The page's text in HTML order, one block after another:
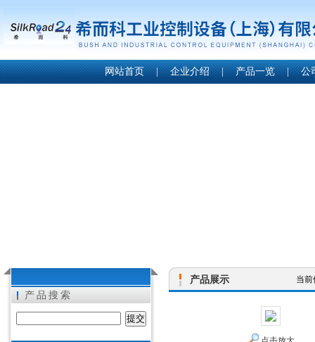
网站首页 | 企业介绍 | 产品一览 | 公
产品搜索
产品展示 当前